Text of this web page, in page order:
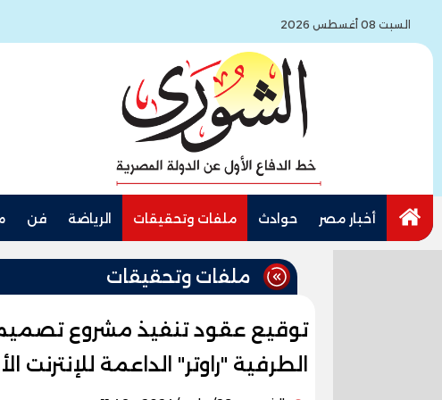
السبت 08 أغسطس 2026
أخبار مصر حوادث ملفات وتحقيقات الرياضة فن
ملفات وتحقيقات
توقيع عقود تنفيذ مشروع تصميم
الطرفية "راوتر" الداعمة